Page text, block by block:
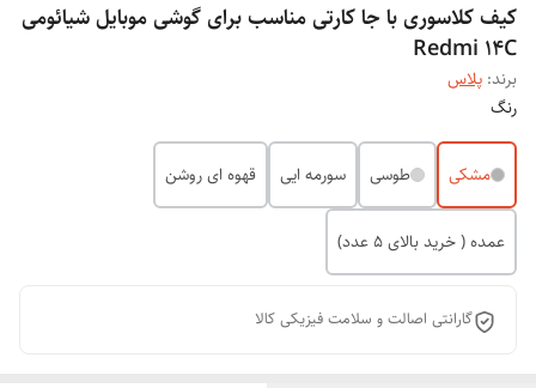
کیف کلاسوری با جا کارتی مناسب برای گوشی موبایل شیائومی
Redmi 14C
برند: پلاس
رنگ
مشکی طوسی سورمه ایی قهوه ای روشن
عمده ( خرید بالای 5 عدد)
گارانتی اصالت و سلامت فیزیکی کالا